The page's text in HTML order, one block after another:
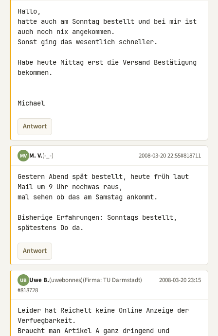
Hallo,
hatte auch am Sonntag bestellt und bei mir ist
auch noch nix angekommen.
Sonst ging das wesentlich schneller.
Habe heute Mittag erst die Versand Bestätigung
bekommen.
Michael
Antwort
MV M. V.(-_-) 2008-03-20 22:55#818711
Gestern Abend spät bestellt, heute früh laut
Mail um 9 Uhr nochwas raus,
mal sehen ob das am Samstag ankommt.
Bisherige Erfahrungen: Sonntags bestellt,
spätestens Do da.
Antwort
UB Uwe B.(uwebonnes)(Firma: TU Darmstadt)
2008-03-20 23:15
#818728
Leider hat Reichelt keine Online Anzeige der
Verfuegbarkeit.
Braucht man Artikel A ganz dringend und